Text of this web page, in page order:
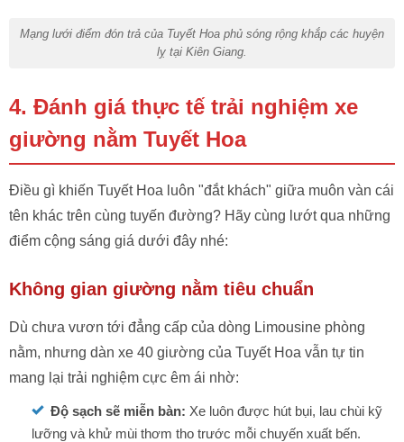
Mạng lưới điểm đón trả của Tuyết Hoa phủ sóng rộng khắp các huyện
lỵ tại Kiên Giang.
4. Đánh giá thực tế trải nghiệm xe
giường nằm Tuyết Hoa
Điều gì khiến Tuyết Hoa luôn "đắt khách" giữa muôn vàn cái
tên khác trên cùng tuyến đường? Hãy cùng lướt qua những
điểm cộng sáng giá dưới đây nhé:
Không gian giường nằm tiêu chuẩn
Dù chưa vươn tới đẳng cấp của dòng Limousine phòng
nằm, nhưng dàn xe 40 giường của Tuyết Hoa vẫn tự tin
mang lại trải nghiệm cực êm ái nhờ:
Độ sạch sẽ miễn bàn: Xe luôn được hút bụi, lau chùi kỹ
lưỡng và khử mùi thơm tho trước mỗi chuyến xuất bến.